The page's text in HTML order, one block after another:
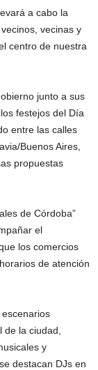
a cabo la
vecinas y
centro de nuestra
junto a sus
festejos del Día
entre las calles
Buenos Aires,
propuestas
de Córdoba”
el
los comercios
de atención
la ciudad,
y
destacan DJs en